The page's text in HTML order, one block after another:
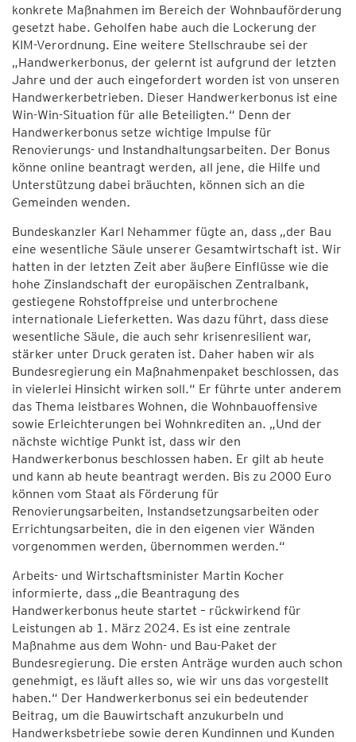
konkrete Maßnahmen im Bereich der Wohnbauförderung
gesetzt habe. Geholfen habe auch die Lockerung der
KIM-Verordnung. Eine weitere Stellschraube sei der
„Handwerkerbonus, der gelernt ist aufgrund der letzten
Jahre und der auch eingefordert worden ist von unseren
Handwerkerbetrieben. Dieser Handwerkerbonus ist eine
Win-Win-Situation für alle Beteiligten.“ Denn der
Handwerkerbonus setze wichtige Impulse für
Renovierungs- und Instandhaltungsarbeiten. Der Bonus
könne online beantragt werden, all jene, die Hilfe und
Unterstützung dabei bräuchten, können sich an die
Gemeinden wenden.
Bundeskanzler Karl Nehammer fügte an, dass „der Bau
eine wesentliche Säule unserer Gesamtwirtschaft ist. Wir
hatten in der letzten Zeit aber äußere Einflüsse wie die
hohe Zinslandschaft der europäischen Zentralbank,
gestiegene Rohstoffpreise und unterbrochene
internationale Lieferketten. Was dazu führt, dass diese
wesentliche Säule, die auch sehr krisenresilient war,
stärker unter Druck geraten ist. Daher haben wir als
Bundesregierung ein Maßnahmenpaket beschlossen, das
in vielerlei Hinsicht wirken soll.“ Er führte unter anderem
das Thema leistbares Wohnen, die Wohnbauoffensive
sowie Erleichterungen bei Wohnkrediten an. „Und der
nächste wichtige Punkt ist, dass wir den
Handwerkerbonus beschlossen haben. Er gilt ab heute
und kann ab heute beantragt werden. Bis zu 2000 Euro
können vom Staat als Förderung für
Renovierungsarbeiten, Instandsetzungsarbeiten oder
Errichtungsarbeiten, die in den eigenen vier Wänden
vorgenommen werden, übernommen werden.“
Arbeits- und Wirtschaftsminister Martin Kocher
informierte, dass „die Beantragung des
Handwerkerbonus heute startet – rückwirkend für
Leistungen ab 1. März 2024. Es ist eine zentrale
Maßnahme aus dem Wohn- und Bau-Paket der
Bundesregierung. Die ersten Anträge wurden auch schon
genehmigt, es läuft alles so, wie wir uns das vorgestellt
haben.“ Der Handwerkerbonus sei ein bedeutender
Beitrag, um die Bauwirtschaft anzukurbeln und
Handwerksbetriebe sowie deren Kundinnen und Kunden